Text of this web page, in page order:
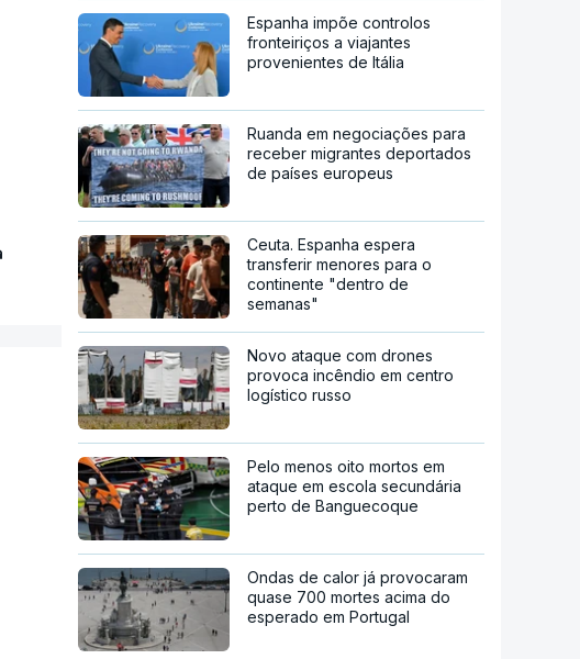
Espanha impõe controlos
fronteiriços a viajantes
provenientes de Itália
Ruanda em negociações para
receber migrantes deportados
de países europeus
Ceuta. Espanha espera
transferir menores para o
continente "dentro de
semanas"
Novo ataque com drones
provoca incêndio em centro
logístico russo
Pelo menos oito mortos em
ataque em escola secundária
perto de Banguecoque
Ondas de calor já provocaram
quase 700 mortes acima do
esperado em Portugal